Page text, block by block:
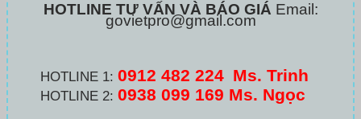
HOTLINE TƯ VẤN VÀ BÁO GIÁ Email:
govietpro@gmail.com
HOTLINE 1: 0912 482 224 Ms. Trinh
HOTLINE 2: 0938 099 169 Ms. Ngọc